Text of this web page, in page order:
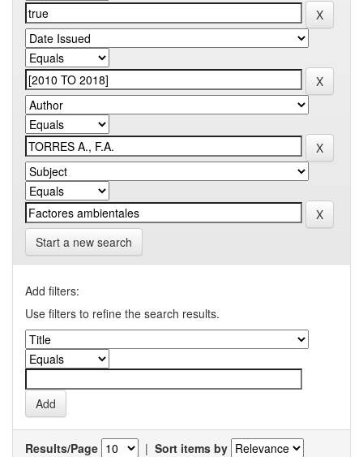
Start a new search
Add filters:
Use filters to refine the search results.
Results/Page | Sort items by